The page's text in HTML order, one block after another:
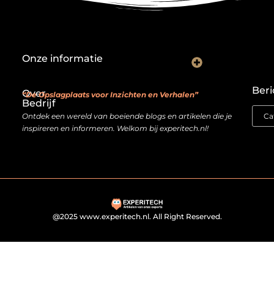
Over
Bedrijf
“De Opslagplaats voor Inzichten en Verhalen”
Ontdek een wereld van boeiende blogs en artikelen die je
inspireren en informeren. Welkom bij experitech.nl!
Onze informatie
@2025 www.experitech.nl. All Right Reserved.